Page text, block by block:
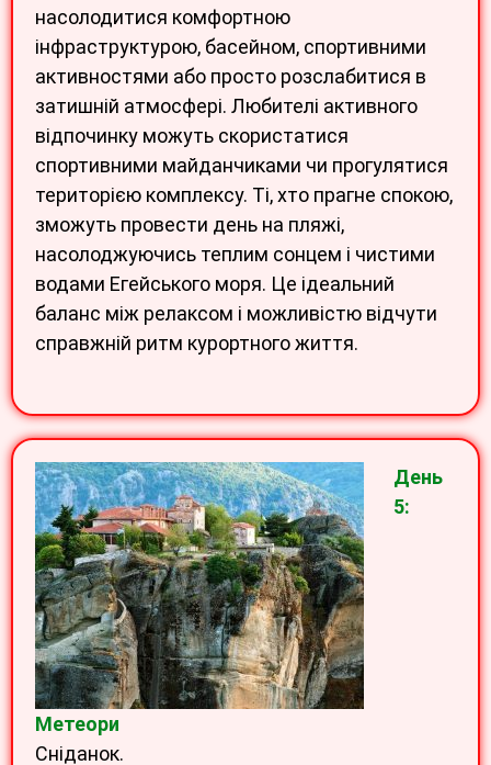
насолодитися комфортною
інфраструктурою, басейном, спортивними
активностями або просто розслабитися в
затишній атмосфері. Любителі активного
відпочинку можуть скористатися
спортивними майданчиками чи прогулятися
територією комплексу. Ті, хто прагне спокою,
зможуть провести день на пляжі,
насолоджуючись теплим сонцем і чистими
водами Егейського моря. Це ідеальний
баланс між релаксом і можливістю відчути
справжній ритм курортного життя.
День
5:
Метеори
Сніданок.